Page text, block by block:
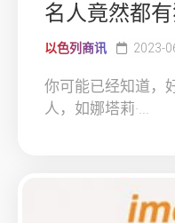
名人竟然都
以色列商讯 2023-
你可能已经知道，
人，如娜塔莉·...